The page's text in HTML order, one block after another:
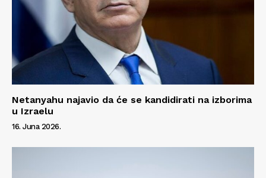
Impressum
Netanyahu najavio da će se kandidirati na izborima
u Izraelu
16. Juna 2026.